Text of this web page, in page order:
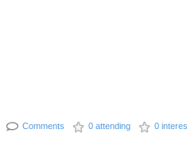
Comments 0 attending 0